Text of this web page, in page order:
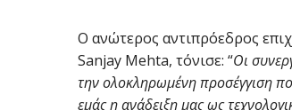
Ο ανώτερος αντιπρόεδρος
Sanjay Mehta, τόνισε: “Οι
την ολοκληρωμένη προσέγγιση
εμάς η ανάδειξη μας ως